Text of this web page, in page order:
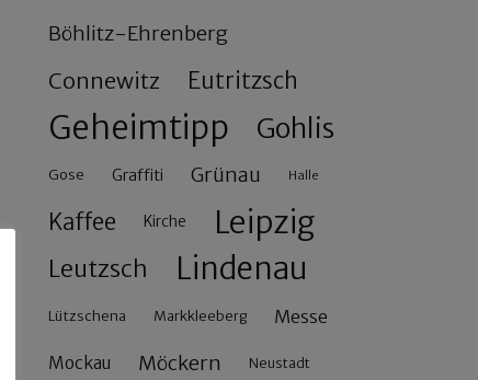
Böhlitz-Ehrenberg
Connewitz Eutritzsch
Geheimtipp Gohlis
Gose Graffiti Grünau Halle
Kaffee Kirche Leipzig
Leutzsch Lindenau
Lützschena Markkleeberg Messe
Mockau Möckern Neustadt